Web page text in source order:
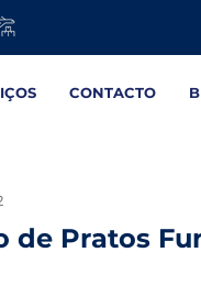
CONTACTO
de Pratos